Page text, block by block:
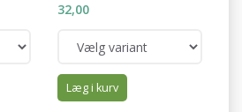
32,00
Læg i kurv